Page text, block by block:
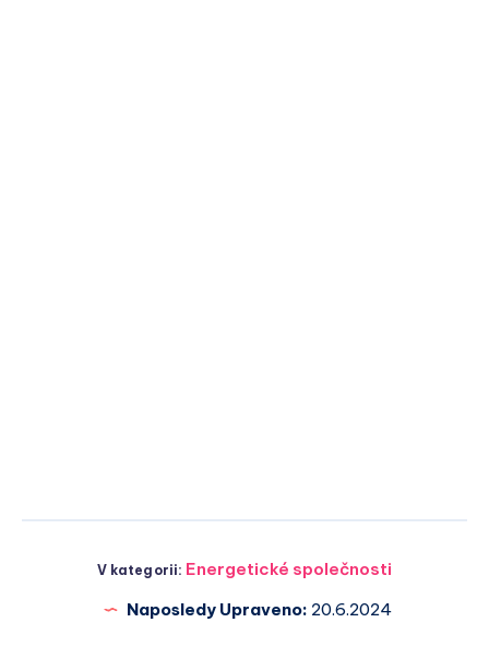
V kategorii: Energetické společnosti
Naposledy Upraveno: 20.6.2024